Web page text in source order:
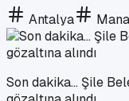
Antalya
Son dakika... Şile